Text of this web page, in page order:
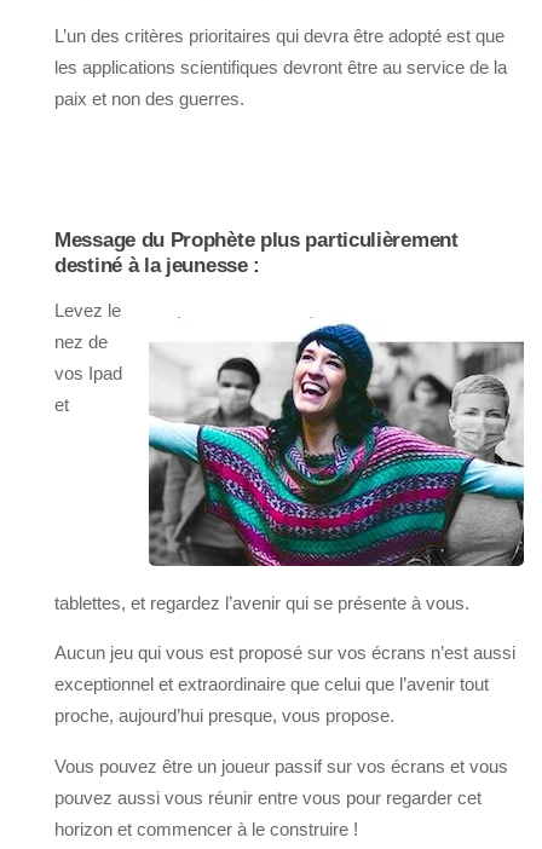
L’un des critères prioritaires qui devra être adopté est que
les applications scientifiques devront être au service de la
paix et non des guerres.
Message du Prophète plus particulièrement
destiné à la jeunesse :
Levez le
nez de
vos Ipad
et
tablettes, et regardez l’avenir qui se présente à vous.
Aucun jeu qui vous est proposé sur vos écrans n’est aussi
exceptionnel et extraordinaire que celui que l’avenir tout
proche, aujourd’hui presque, vous propose.
Vous pouvez être un joueur passif sur vos écrans et vous
pouvez aussi vous réunir entre vous pour regarder cet
horizon et commencer à le construire !